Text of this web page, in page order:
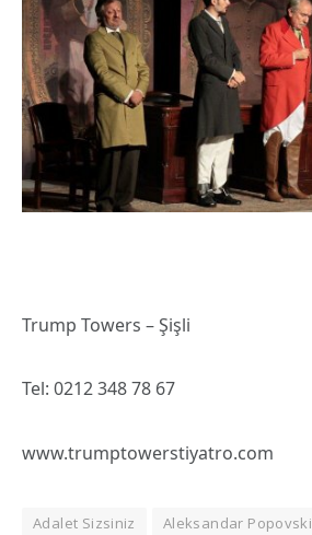
Trump Towers – Şişli
Tel: 0212 348 78 67
www.trumptowerstiyatro.com
Adalet Sizsiniz
Aleksandar Popovski